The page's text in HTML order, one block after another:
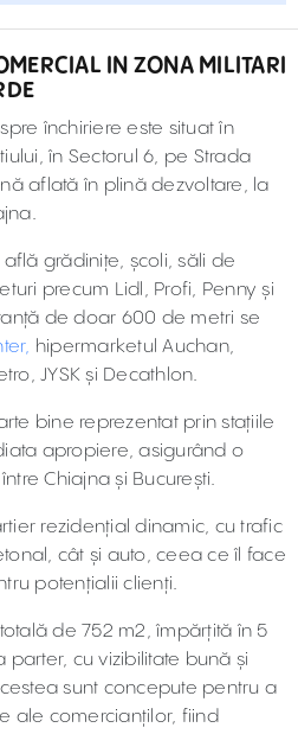
IN ZONA MILITARI
închiriere este situat în
în Sectorul 6, pe Strada
aflată în plină dezvoltare, la
grădinițe, școli, săli de
precum Lidl, Profi, Penny și
de doar 600 de metri se
hipermarketul Auchan,
JYSK și Decathlon.
bine reprezentat prin stațiile
apropiere, asigurând o
Chiajna și București.
rezidențial dinamic, cu trafic
cât și auto, ceea ce îl face
potențialii clienți.
de 752 m2, împărțită în 5
parter, cu vizibilitate bună și
sunt concepute pentru a
ale comercianților, fiind